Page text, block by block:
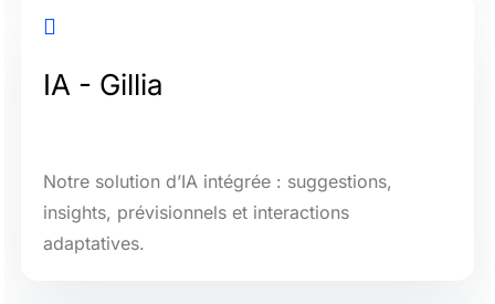

IA - Gillia
Notre solution d’IA intégrée : suggestions,
insights, prévisionnels et interactions
adaptatives.